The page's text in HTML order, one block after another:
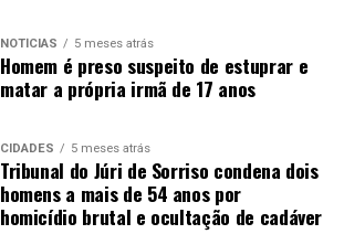
NOTÍCIAS 5 meses atrás
Homem é preso suspeito de estuprar e
matar a própria irmã de 17 anos
CIDADES 5 meses atrás
Tribunal do Júri de Sorriso condena dois
homens a mais de 54 anos por
homicídio brutal e ocultação de cadáver